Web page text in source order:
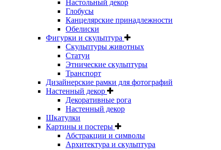
Настольный декор
Глобусы
Канцелярские принадлежности
Обелиски
Фигурки и скульптура
Скульптуры животных
Статуи
Этнические скульптуры
Транспорт
Дизайнерские рамки для фотографий
Настенный декор
Декоративные рога
Настенный декор
Шкатулки
Картины и постеры
Абстракции и символы
Архитектура и скульптура